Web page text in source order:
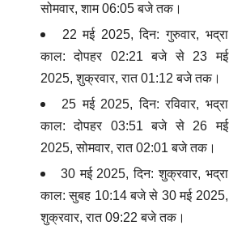
सोमवार, शाम 06:05 बजे तक।
22 मई 2025, दिन: गुरुवार, भद्रा
काल: दोपहर 02:21 बजे से 23 मई
2025, शुक्रवार, रात 01:12 बजे तक।
25 मई 2025, दिन: रविवार, भद्रा
काल: दोपहर 03:51 बजे से 26 मई
2025, सोमवार, रात 02:01 बजे तक।
30 मई 2025, दिन: शुक्रवार, भद्रा
काल: सुबह 10:14 बजे से 30 मई 2025,
शुक्रवार, रात 09:22 बजे तक।